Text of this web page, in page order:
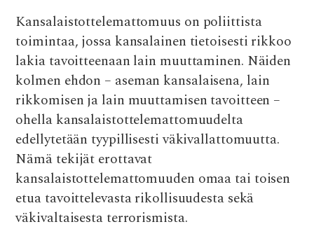
Kansalaistottelemattomuus on poliittista
toimintaa, jossa kansalainen tietoisesti rikkoo
lakia tavoitteenaan lain muuttaminen. Näiden
kolmen ehdon – aseman kansalaisena, lain
rikkomisen ja lain muuttamisen tavoitteen –
ohella kansalaistottelemattomuudelta
edellytetään tyypillisesti väkivallattomuutta.
Nämä tekijät erottavat
kansalaistottelemattomuuden omaa tai toisen
etua tavoittelevasta rikollisuudesta sekä
väkivaltaisesta terrorismista.